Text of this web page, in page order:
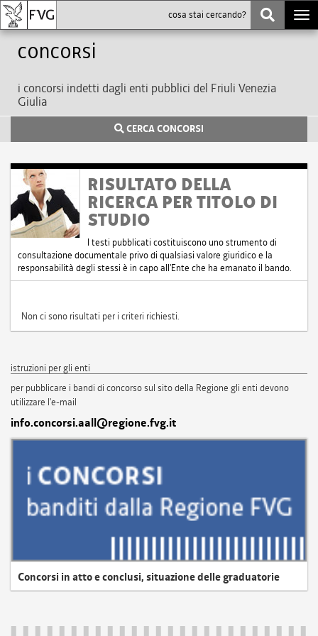
Concorsi
i concorsi indetti dagli enti pubblici del Friuli Venezia
Giulia
CERCA CONCORSI
RISULTATO DELLA
RICERCA PER TITOLO DI
STUDIO
I testi pubblicati costituiscono uno strumento di
consultazione documentale privo di qualsiasi valore giuridico e la
responsabilità degli stessi è in capo all'Ente che ha emanato il bando.
Non ci sono risultati per i criteri richiesti.
istruzioni per gli enti
per pubblicare i bandi di concorso sul sito della Regione gli enti devono
utilizzare l'e-mail
info.concorsi.aall@regione.fvg.it
Concorsi in atto e conclusi, situazione delle graduatorie